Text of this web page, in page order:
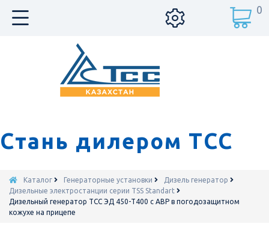
Стань дилером ТСС
0
Каталог Генераторные установки
Дизель генератор
Дизельные электростанции серии TSS Standart
Дизельный генератор ТСС ЭД 450-Т400 с АВР в погодозащитном
кожухе на прицепе